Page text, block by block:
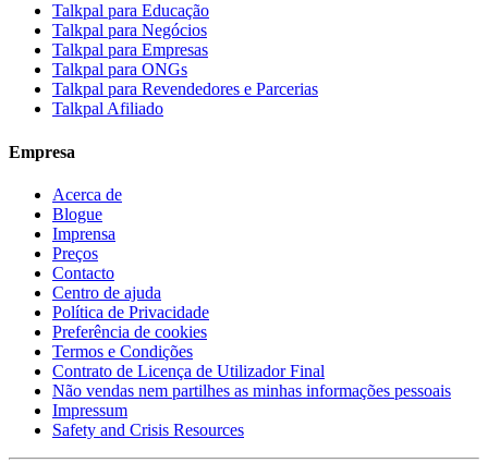
Talkpal para Educação
Talkpal para Negócios
Talkpal para Empresas
Talkpal para ONGs
Talkpal para Revendedores e Parcerias
Talkpal Afiliado
Empresa
Acerca de
Blogue
Imprensa
Preços
Contacto
Centro de ajuda
Política de Privacidade
Preferência de cookies
Termos e Condições
Contrato de Licença de Utilizador Final
Não vendas nem partilhes as minhas informações pessoais
Impressum
Safety and Crisis Resources